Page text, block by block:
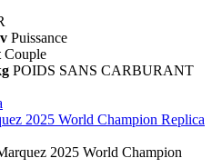
Puissance
Couple
POIDS SANS CARBURANT
2025 World Champion Replica
2025 World Champion